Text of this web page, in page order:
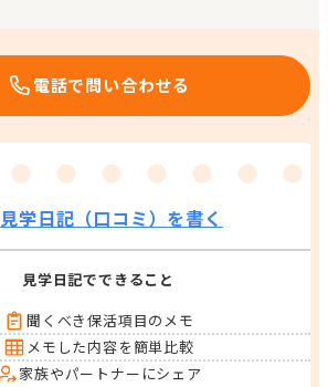
電話で問い合わせる
見学日記（口コミ）を書く
見学日記でできること
聞くべき保活項目のメモ
メモした内容を簡単比較
家族やパートナーにシェア